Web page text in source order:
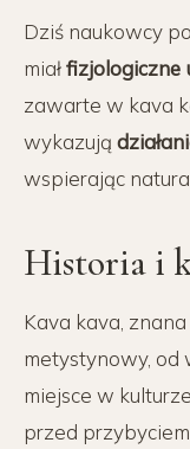
Dziś naukowcy
miałfizjologiczne
zawarte w kava
wykazują
wspierając
Historia i
Kava kava,
metystynowy,
miejsce w
przed